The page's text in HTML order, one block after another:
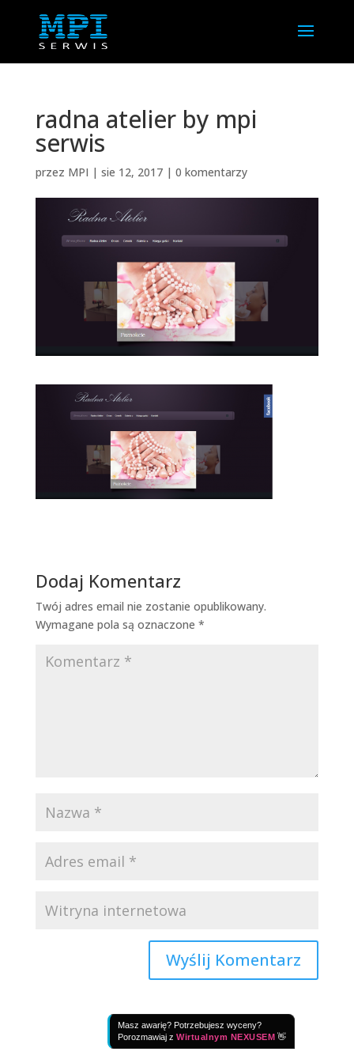
Masz awarię? Potrzebujesz wyceny?
Porozmawiaj z Wirtualnym NEXUSEM 👋
radna atelier by mpi
serwis
przez MPI | sie 12, 2017| 0 komentarzy
Dodaj Komentarz
Twój adres email nie zostanie opublikowany.
Wymagane pola są oznaczone *